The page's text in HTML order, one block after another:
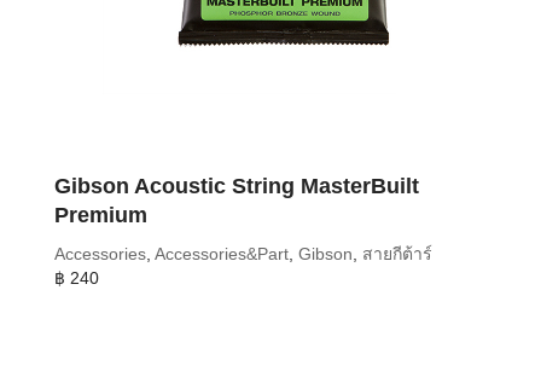
Gibson Acoustic String MasterBuilt
Premium
Accessories, Accessories&Part, Gibson, สายกีต้าร์
฿ 240